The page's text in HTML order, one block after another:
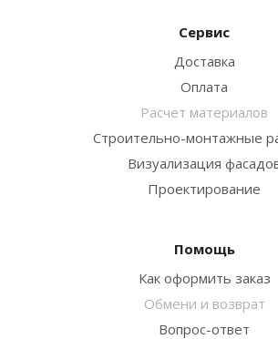
Сервис
Доставка
Оплата
Расчет материалов
Строительно-монтажные
Визуализация
Проектирование
Помощь
Как оформить заказ
Обмени и возврат
Вопрос-ответ